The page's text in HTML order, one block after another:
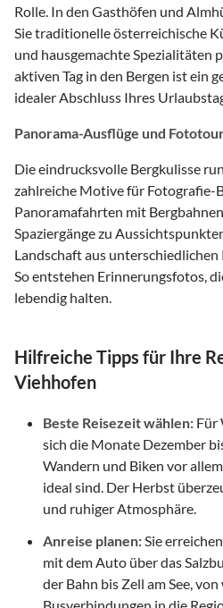
Rolle. In den Gasthöfen und
Sie traditionelle österreichische
und hausgemachte Spezialitäten
aktiven Tag in den Bergen ist ein
idealer Abschluss Ihres
Panorama-Ausflüge und
Die eindrucksvolle Bergkulisse
zahlreiche Motive für Fotografie-
Panoramafahrten mit
Spaziergänge zu
Landschaft aus
So entstehen Erinnerungsfotos,
lebendig halten.
Hilfreiche Tipps für Ihre
Viehhofen
Beste Reisezeit wählen: Für
sich die Monate Dezember
Wandern und Biken vor
ideal sind. Der Herbst
und ruhiger Atmosphäre.
Anreise planen:Sie
mit dem Auto über das
der Bahn bis Zell am See, von